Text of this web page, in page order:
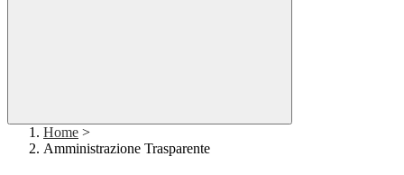
Home >
Amministrazione Trasparente